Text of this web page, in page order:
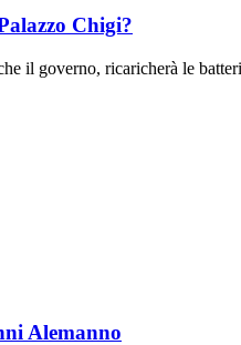
Chigi?
il governo, ricaricherà le
Alemanno